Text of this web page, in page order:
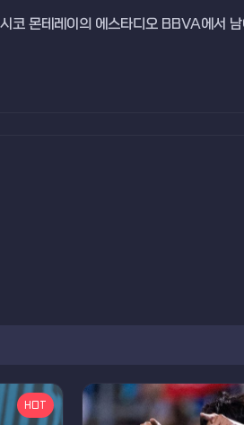
코 몬테레이의 에스타디오 BBVA에서
HOT